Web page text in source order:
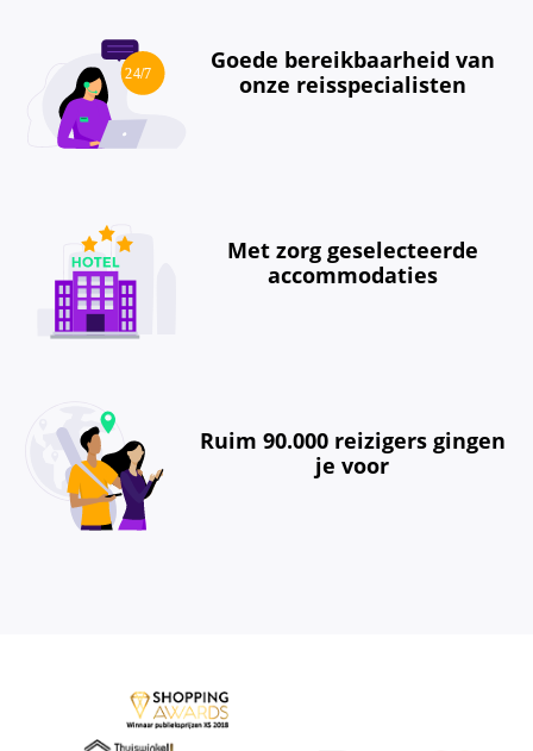
Goede bereikbaarheid van
onze reisspecialisten
Met zorg geselecteerde
accommodaties
Ruim 90.000 reizigers gingen
je voor